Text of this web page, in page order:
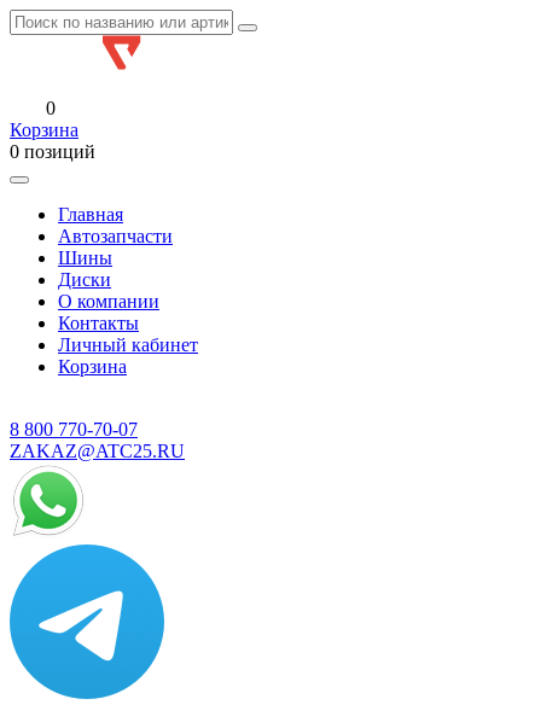
0
Корзина
0 позиций
Главная
Автозапчасти
Шины
Диски
О компании
Контакты
Личный кабинет
Корзина
8 800 770-70-07
ZAKAZ@ATC25.RU